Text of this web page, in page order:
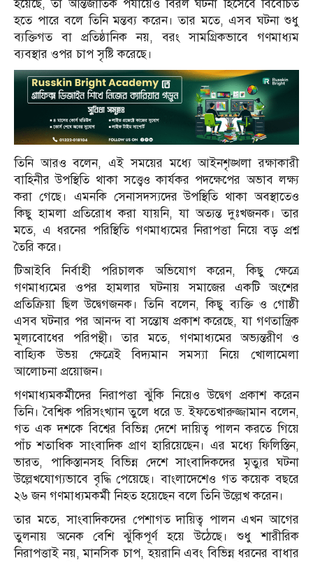
হয়েছে, তা আন্তর্জাতিক পর্যায়েও বিরল ঘটনা হিসেবে বিবেচিত
হতে পারে বলে তিনি মন্তব্য করেন। তার মতে, এসব ঘটনা শুধু
ব্যক্তিগত বা প্রতিষ্ঠানিক নয়, বরং সামগ্রিকভাবে গণমাধ্যম
ব্যবস্থার ওপর চাপ সৃষ্টি করেছে।
তিনি আরও বলেন, এই সময়ের মধ্যে আইনশৃঙ্খলা রক্ষাকারী
বাহিনীর উপস্থিতি থাকা সত্ত্বেও কার্যকর পদক্ষেপের অভাব লক্ষ্য
করা গেছে। এমনকি সেনাসদস্যদের উপস্থিতি থাকা অবস্থাতেও
কিছু হামলা প্রতিরোধ করা যায়নি, যা অত্যন্ত দুঃখজনক। তার
মতে, এ ধরনের পরিস্থিতি গণমাধ্যমের নিরাপত্তা নিয়ে বড় প্রশ্ন
তৈরি করে।
টিআইবি নির্বাহী পরিচালক অভিযোগ করেন, কিছু ক্ষেত্রে
গণমাধ্যমের ওপর হামলার ঘটনায় সমাজের একটি অংশের
প্রতিক্রিয়া ছিল উদ্বেগজনক। তিনি বলেন, কিছু ব্যক্তি ও গোষ্ঠী
এসব ঘটনার পর আনন্দ বা সন্তোষ প্রকাশ করেছে, যা গণতান্ত্রিক
মূল্যবোধের পরিপন্থী। তার মতে, গণমাধ্যমের অভ্যন্তরীণ ও
বাহ্যিক উভয় ক্ষেত্রেই বিদ্যমান সমস্যা নিয়ে খোলামেলা
আলোচনা প্রয়োজন।
গণমাধ্যমকর্মীদের নিরাপত্তা ঝুঁকি নিয়েও উদ্বেগ প্রকাশ করেন
তিনি। বৈশ্বিক পরিসংখ্যান তুলে ধরে ড. ইফতেখারুজ্জামান বলেন,
গত এক দশকে বিশ্বের বিভিন্ন দেশে দায়িত্ব পালন করতে গিয়ে
পাঁচ শতাধিক সাংবাদিক প্রাণ হারিয়েছেন। এর মধ্যে ফিলিস্তিন,
ভারত, পাকিস্তানসহ বিভিন্ন দেশে সাংবাদিকদের মৃত্যুর ঘটনা
উল্লেখযোগ্যভাবে বৃদ্ধি পেয়েছে। বাংলাদেশেও গত কয়েক বছরে
২৬ জন গণমাধ্যমকর্মী নিহত হয়েছেন বলে তিনি উল্লেখ করেন।
তার মতে, সাংবাদিকদের পেশাগত দায়িত্ব পালন এখন আগের
তুলনায় অনেক বেশি ঝুঁকিপূর্ণ হয়ে উঠেছে। শুধু শারীরিক
নিরাপত্তাই নয়, মানসিক চাপ, হয়রানি এবং বিভিন্ন ধরনের বাধার